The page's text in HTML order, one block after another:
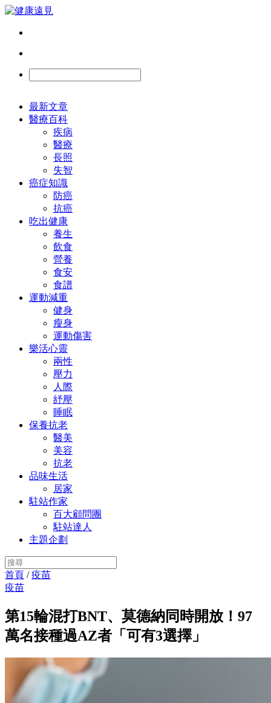
最新文章
醫療百科
疾病
醫療
長照
失智
癌症知識
防癌
抗癌
吃出健康
養生
飲食
營養
食安
食譜
運動減重
健身
瘦身
運動傷害
樂活心靈
兩性
壓力
人際
紓壓
睡眠
保養抗老
醫美
美容
抗老
品味生活
居家
駐站作家
百大顧問團
駐站達人
主題企劃
首頁 /疫苗
疫苗
第15輪混打BNT、莫德納同時開放！97
萬名接種過AZ者「可有3選擇」